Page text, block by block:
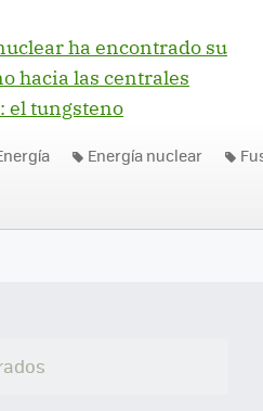
ha encontrado su
hacia las centrales
el tungsteno
Energía nuclear